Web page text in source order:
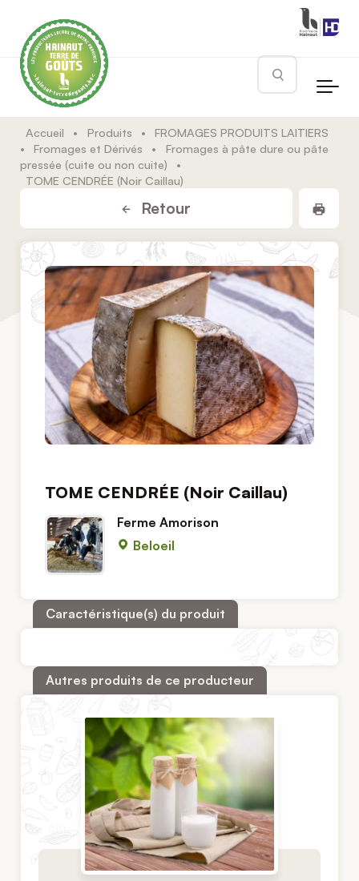
Rechercher
Accueil • Produits •
FROMAGES PRODUITS LAITIERS
•
Fromages et Dérivés •
Fromages à pâte dure ou pâte
pressée (cuite ou non cuite)
•
TOME CENDRÉE (Noir Caillau)
Retour
TOME CENDRÉE (Noir Caillau)
Ferme Amorison
Beloeil
Caractéristique(s) du produit
Autres produits de ce producteur